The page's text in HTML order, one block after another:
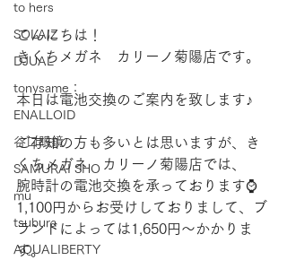
to hers
SOLAIZ
DJUAL
tonysame：
ENALLOID
谷口眼鏡
SAMURAI SHO
mu
tsubura
AQUALIBERTY
こんにちは！
きくちメガネ　カリーノ菊陽店です。
本日は電池交換のご案内を致します♪
ご存知の方も多いとは思いますが、き
くちメガネ　カリーノ菊陽店では、
腕時計の電池交換を承っております⌚
1,100円からお受けしておりまして、ブ
ランドによっては1,650円～かかりま
す。